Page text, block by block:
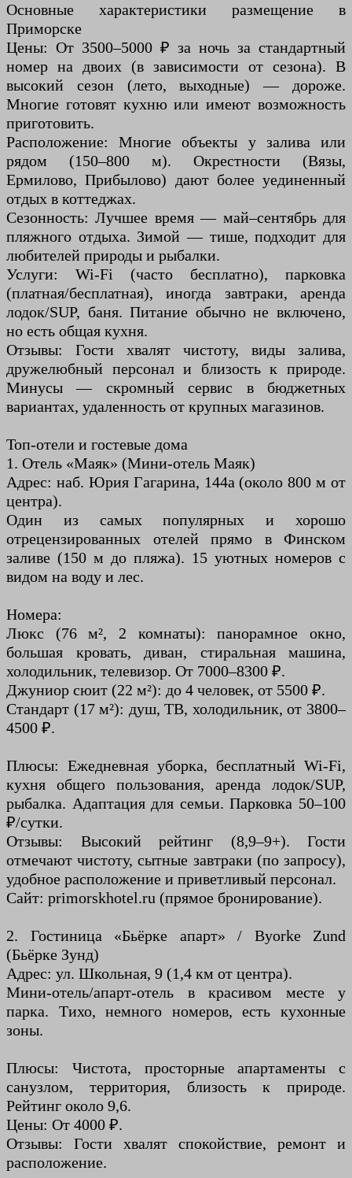
Основные характеристики размещение в
Приморске
Цены: От 3500–5000 ₽ за ночь за стандартный
номер на двоих (в зависимости от сезона). В
высокий сезон (лето, выходные) — дороже.
Многие готовят кухню или имеют возможность
приготовить.
Расположение: Многие объекты у залива или
рядом (150–800 м). Окрестности (Вязы,
Ермилово, Прибылово) дают более уединенный
отдых в коттеджах.
Сезонность: Лучшее время — май–сентябрь для
пляжного отдыха. Зимой — тише, подходит для
любителей природы и рыбалки.
Услуги: Wi-Fi (часто бесплатно), парковка
(платная/бесплатная), иногда завтраки, аренда
лодок/SUP, баня. Питание обычно не включено,
но есть общая кухня.
Отзывы: Гости хвалят чистоту, виды залива,
дружелюбный персонал и близость к природе.
Минусы — скромный сервис в бюджетных
вариантах, удаленность от крупных магазинов.
Топ-отели и гостевые дома
1. Отель «Маяк» (Мини-отель Маяк)
Адрес: наб. Юрия Гагарина, 144а (около 800 м от
центра).
Один из самых популярных и хорошо
отрецензированных отелей прямо в Финском
заливе (150 м до пляжа). 15 уютных номеров с
видом на воду и лес.
Номера:
Люкс (76 м², 2 комнаты): панорамное окно,
большая кровать, диван, стиральная машина,
холодильник, телевизор. От 7000–8300 ₽.
Джуниор сюит (22 м²): до 4 человек, от 5500 ₽.
Стандарт (17 м²): душ, ТВ, холодильник, от 3800–
4500 ₽.
Плюсы: Ежедневная уборка, бесплатный Wi-Fi,
кухня общего пользования, аренда лодок/SUP,
рыбалка. Адаптация для семьи. Парковка 50–100
₽/сутки.
Отзывы: Высокий рейтинг (8,9–9+). Гости
отмечают чистоту, сытные завтраки (по запросу),
удобное расположение и приветливый персонал.
Сайт: primorskhotel.ru (прямое бронирование).
2. Гостиница «Бьёрке апарт» / Byorke Zund
(Бьёрке Зунд)
Адрес: ул. Школьная, 9 (1,4 км от центра).
Мини-отель/апарт-отель в красивом месте у
парка. Тихо, немного номеров, есть кухонные
зоны.
Плюсы: Чистота, просторные апартаменты с
санузлом, территория, близость к природе.
Рейтинг около 9,6.
Цены: От 4000 ₽.
Отзывы: Гости хвалят спокойствие, ремонт и
расположение.